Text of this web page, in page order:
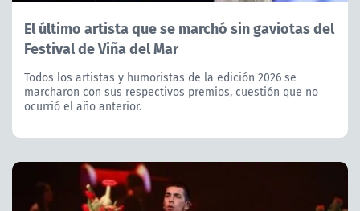
El último artista que se marchó sin gaviotas del
Festival de Viña del Mar
Todos los artistas y humoristas de la edición 2026 se
marcharon con sus respectivos premios, cuestión que no
ocurrió el año anterior.